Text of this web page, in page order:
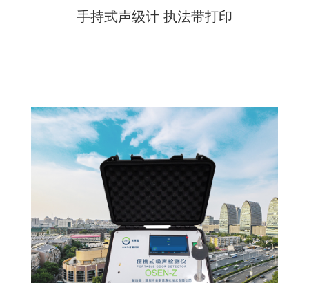
手持式声级计 执法带打印